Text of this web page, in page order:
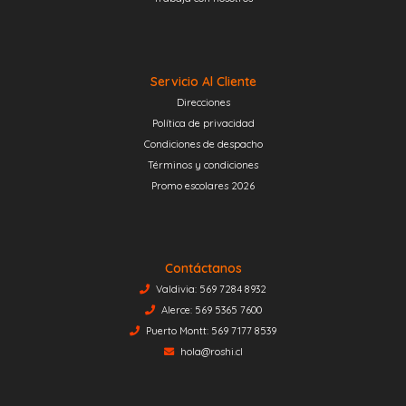
Servicio Al Cliente
Direcciones
Política de privacidad
Condiciones de despacho
Términos y condiciones
Promo escolares 2026
Contáctanos
Valdivia: 569 7284 8932
Alerce: 569 5365 7600
Puerto Montt: 569 7177 8539
hola@roshi.cl